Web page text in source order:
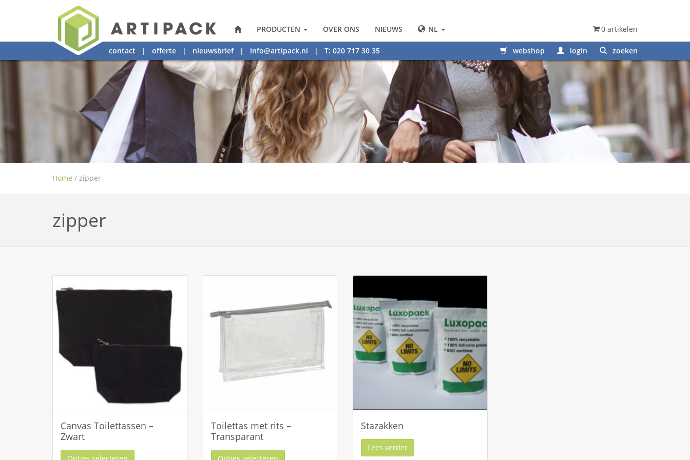
PRODUCTEN OVER ONS NIEUWS NL 0 artikelen
contact | offerte | nieuwsbrief| info@artipack.nl | T: 020 717 30 35 webshop login zoeken
Home / zipper
zipper
Canvas Toilettassen –
Zwart
Opties selecteren
Toilettas met rits –
Transparant
Opties selecteren
Stazakken
Lees verder